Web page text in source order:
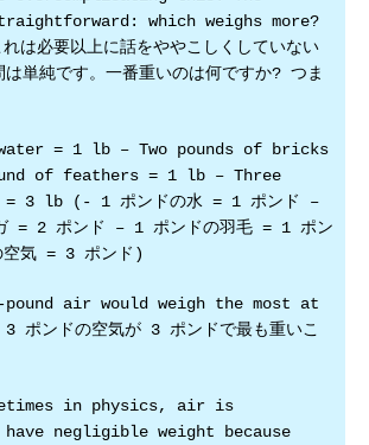
which weighs more?
は必要以上に話をややこしくしていない
は単純です。一番重いのは何ですか? つま
= 1 lb – Two pounds of bricks
of feathers = 1 lb – Three
3 lb (- 1 ポンドの水 = 1 ポンド –
= 2 ポンド – 1 ポンドの羽毛 = 1 ポン
空気 = 3 ポンド)
air would weigh the most at
ポンドの空気が 3 ポンドで最も重いこ
in physics, air is
negligible weight because